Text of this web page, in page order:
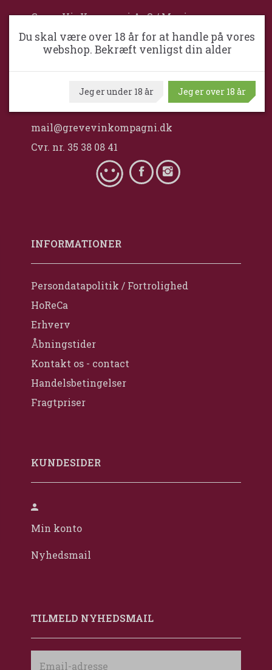
Greve VinKompagni ApS / Maximum
Wine
Ventrupparken 24
DK-2670 Greve
mail@grevevinkompagni.dk
Cvr. nr. 35 38 08 41
INFORMATIONER
Persondatapolitik / Fortrolighed
HoReCa
Erhverv
Åbningstider
Kontakt os - contact
Handelsbetingelser
Fragtpriser
KUNDESIDER
Min konto
Nyhedsmail
TILMELD NYHEDSMAIL
Du skal være over 18 år for at handle på vores
webshop. Bekræft venligst din alder
Jeg er under 18 år Jeg er over 18 år